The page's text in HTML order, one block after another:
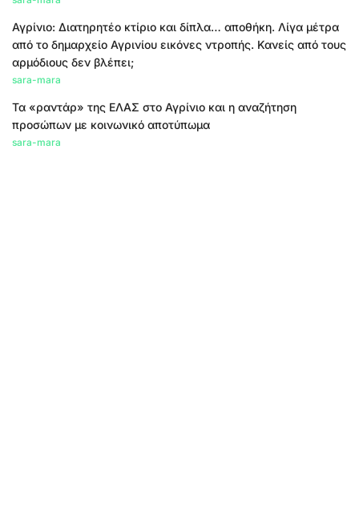
Αγρίνιο: Διατηρητέο κτίριο και δίπλα… αποθήκη. Λίγα μέτρα
από το δημαρχείο Αγρινίου εικόνες ντροπής. Κανείς από τους
αρμόδιους δεν βλέπει;
sara-mara
Τα «ραντάρ» της ΕΛΑΣ στο Αγρίνιο και η αναζήτηση
προσώπων με κοινωνικό αποτύπωμα
sara-mara